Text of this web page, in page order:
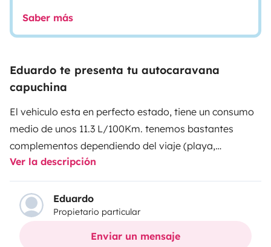
Saber más
Eduardo te presenta tu autocaravana
capuchina
El vehiculo esta en perfecto estado, tiene un consumo
medio de unos 11.3 L/100Km. tenemos bastantes
complementos dependiendo del viaje (playa,
montaña). Las camas son bastante amplias, sobre
todo la de encima de la capuchina. Esta cama tiene
una claraboya que te permite ver el exterior desde la
parte de arriba y es de lo que mas nos gusta por la
noche. La autocaravana es para viajar y dormir 6
Ver la descripción
Eduardo
Propietario particular
Enviar un mensaje